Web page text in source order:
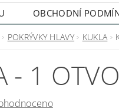
OBCHODNÍ
POKRÝVKY HLAVY KUKLA
- 1